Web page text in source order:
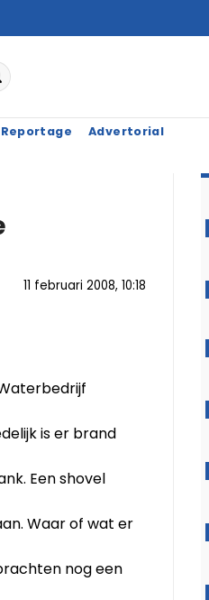
Reportage Advertorial
11 februari 2008, 10:18
is er brand
Een shovel
Waar of wat er
nog een